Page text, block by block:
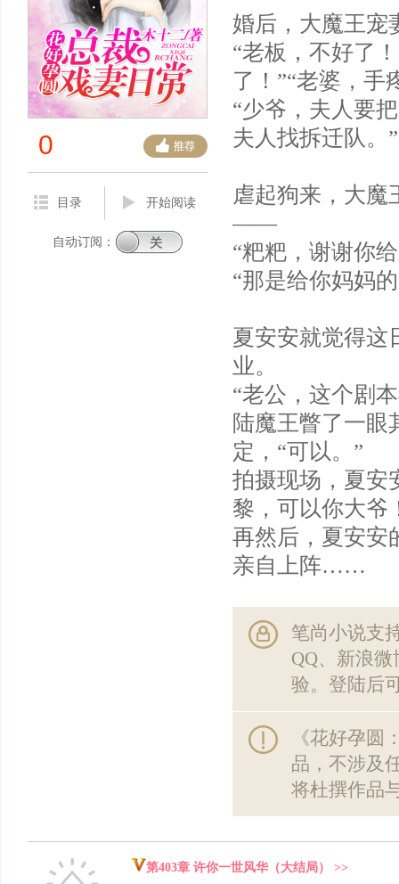
0
目录 开始阅读
自动订阅：
婚后，大魔王
“老板，不好了
了！”“老婆，手
“少爷，夫人要
夫人找拆迁队。”
虐起狗来，大魔
——
“粑粑，谢谢你
“那是给你妈妈
夏安安就觉得这
业。
“老公，这个剧
陆魔王瞥了一眼
定，“可以。”
拍摄现场，夏安
黎，可以你大爷
再然后，夏安安
亲自上阵……
笔尚小说支
QQ、新浪
验。登陆后
《花好孕圆
品，不涉及
将杜撰作品
第403章 许你一世风华（大结局） >>